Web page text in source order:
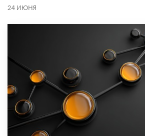
24 ИЮНЯ